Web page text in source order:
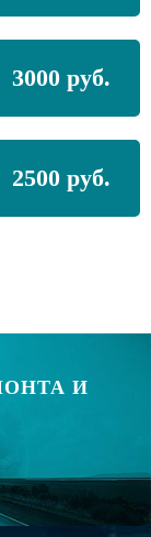
3000 руб.
2500 руб.
И